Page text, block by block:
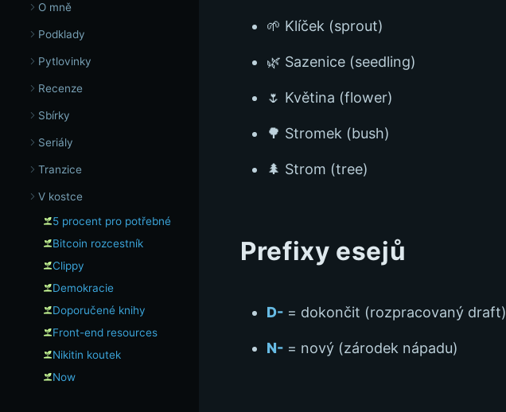
O mně
Podklady
Pytlovinky
Recenze
Sbírky
Seriály
Tranzice
V kostce
5 procent pro potřebné
Bitcoin rozcestník
Clippy
Demokracie
Doporučené knihy
Front-end resources
Nikitin koutek
Now
🌱 Klíček (sprout)
🌿 Sazenice (seedling)
🌷 Květina (flower)
🌳 Stromek (bush)
🌲 Strom (tree)
Prefixy esejů
D- = dokončit (rozpracovaný draft)
N- = nový (zárodek nápadu)